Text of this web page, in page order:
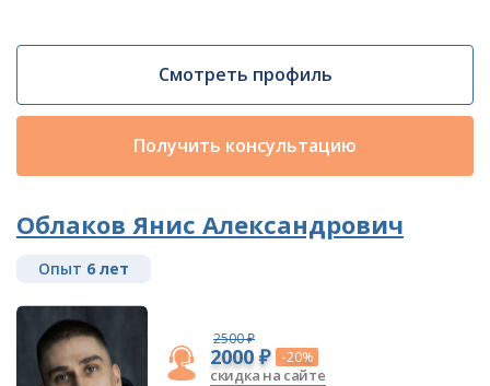
Смотреть профиль
Получить консультацию
Облаков Янис Александрович
Опыт 6 лет
2500 ₽
2000 ₽ -20%
скидка на сайте